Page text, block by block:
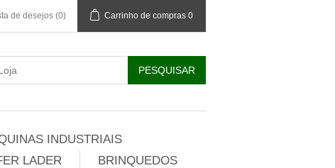
de desejos (0) Carrinho de compras 0
INDUSTRIAIS
LADER BRINQUEDOS